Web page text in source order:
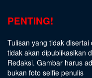
PENTING!
Tulisan yang tidak
tidak akan dipublikasikan
Redaksi. Gambar harus
bukan foto selfie penulis